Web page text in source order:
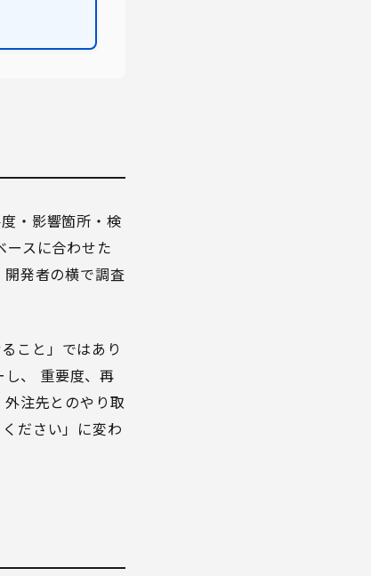
・影響箇所・検
ースに合わせた
発者の横で調査
こと」ではあり
、 重要度、再
注先とのやり取
ださい」に変わ